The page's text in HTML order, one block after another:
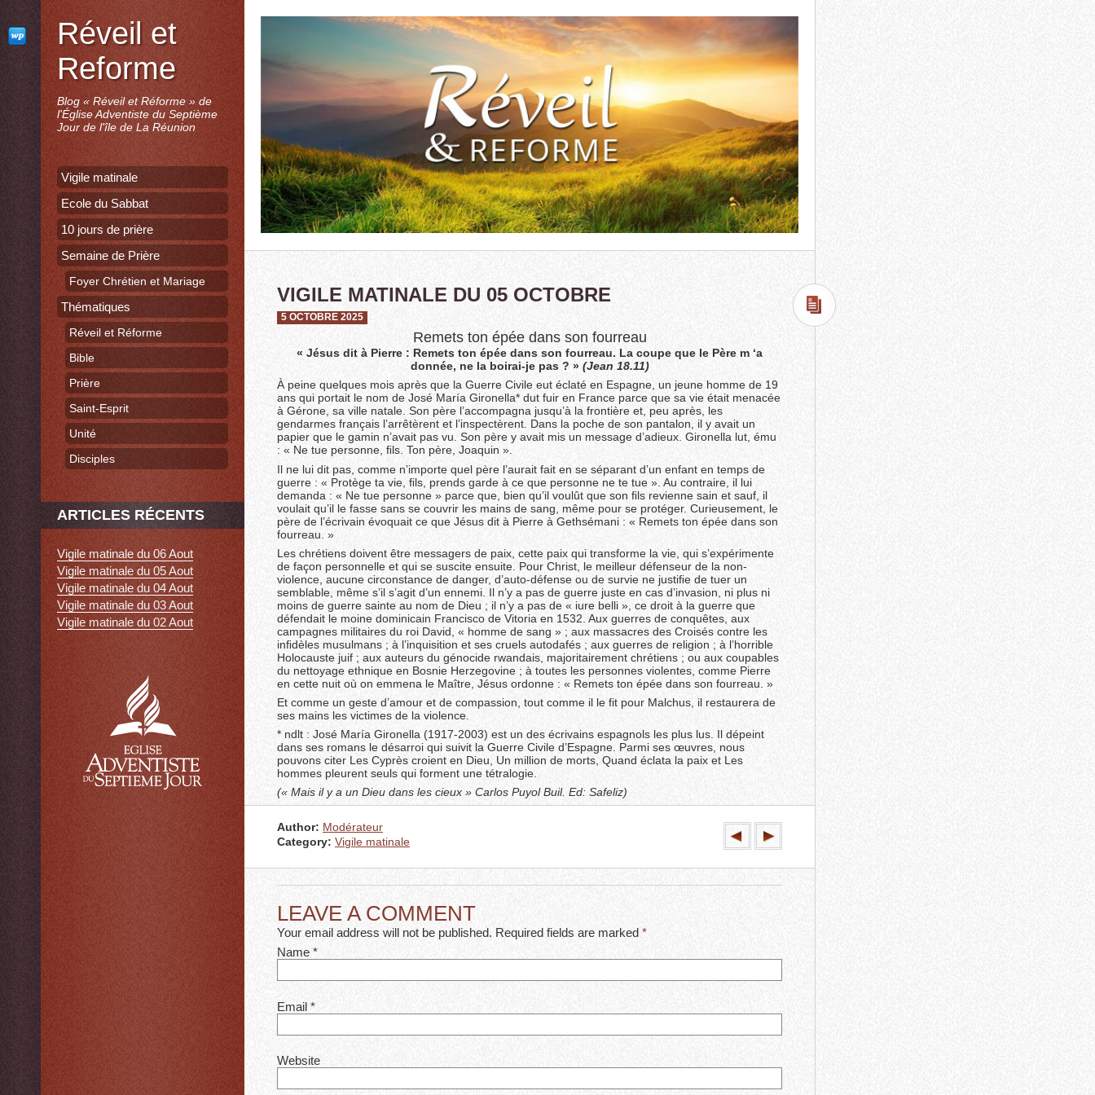
VIGILE MATINALE DU 05 OCTOBRE
5 OCTOBRE 2025
Remets ton épée dans son fourreau
« Jésus dit à Pierre : Remets ton épée dans son fourreau. La coupe que le Père m ‘a
donnée, ne la boirai-je pas ? » (Jean 18.11)
À peine quelques mois après que la Guerre Civile eut éclaté en Espagne, un jeune homme de 19
ans qui portait le nom de José María Gironella* dut fuir en France parce que sa vie était menacée
à Gérone, sa ville natale. Son père l’accompagna jusqu’à la frontière et, peu après, les
gendarmes français l’arrêtèrent et l’inspectèrent. Dans la poche de son pantalon, il y avait un
papier que le gamin n’avait pas vu. Son père y avait mis un message d’adieux. Gironella lut, ému
: « Ne tue personne, ﬁls. Ton père, Joaquin ».
Il ne lui dit pas, comme n’importe quel père l’aurait fait en se séparant d’un enfant en temps de
guerre : « Protège ta vie, ﬁls, prends garde à ce que personne ne te tue ». Au contraire, il lui
demanda : « Ne tue personne » parce que, bien qu’il voulût que son ﬁls revienne sain et sauf, il
voulait qu’il le fasse sans se couvrir les mains de sang, même pour se protéger. Curieusement, le
père de l’écrivain évoquait ce que Jésus dit à Pierre à Gethsémani : « Remets ton épée dans son
fourreau. »
Les chrétiens doivent être messagers de paix, cette paix qui transforme la vie, qui s’expérimente
de façon personnelle et qui se suscite ensuite. Pour Christ, le meilleur défenseur de la non-
violence, aucune circonstance de danger, d’auto-défense ou de survie ne justiﬁe de tuer un
semblable, même s’il s’agit d’un ennemi. Il n’y a pas de guerre juste en cas d’invasion, ni plus ni
moins de guerre sainte au nom de Dieu ; il n’y a pas de « iure belli », ce droit à la guerre que
défendait le moine dominicain Francisco de Vitoria en 1532. Aux guerres de conquêtes, aux
campagnes militaires du roi David, « homme de sang » ; aux massacres des Croisés contre les
inﬁdèles musulmans ; à l’inquisition et ses cruels autodafés ; aux guerres de religion ; à l’horrible
Holocauste juif ; aux auteurs du génocide rwandais, majoritairement chrétiens ; ou aux coupables
du nettoyage ethnique en Bosnie Herzegovine ; à toutes les personnes violentes, comme Pierre
en cette nuit où on emmena le Maître, Jésus ordonne : « Remets ton épée dans son fourreau. »
Et comme un geste d’amour et de compassion, tout comme il le fit pour Malchus, il restaurera de
ses mains les victimes de la violence.
* ndlt : José María Gironella (1917-2003) est un des écrivains espagnols les plus lus. Il dépeint
dans ses romans le désarroi qui suivit la Guerre Civile d’Espagne. Parmi ses œuvres, nous
pouvons citer Les Cyprès croient en Dieu, Un million de morts, Quand éclata la paix et Les
hommes pleurent seuls qui forment une tétralogie.
(« Mais il y a un Dieu dans les cieux » Carlos Puyol Buil. Ed: Safeliz)
Author: Modérateur
Category: Vigile matinale
LEAVE A COMMENT
Your email address will not be published. Required fields are marked *
Name *
Email *
Website
Réveil et
Reforme
Blog « Réveil et Réforme » de
l'Église Adventiste du Septième
Jour de l'île de La Réunion
Vigile matinale
Ecole du Sabbat
10 jours de prière
Semaine de Prière
Foyer Chrétien et Mariage
Thématiques
Réveil et Réforme
Bible
Prière
Saint-Esprit
Unité
Disciples
ARTICLES RÉCENTS
Vigile matinale du 06 Aout
Vigile matinale du 05 Aout
Vigile matinale du 04 Aout
Vigile matinale du 03 Aout
Vigile matinale du 02 Aout